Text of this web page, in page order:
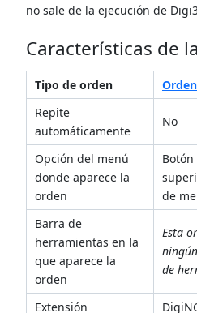
no sale de la ejecución de
Características de
Tipo de orden
Repite
automáticamente
No
Opción del menú
donde aparece la
orden
de
Barra de
herramientas en la
que aparece la
orden
Esta
de
Extensión